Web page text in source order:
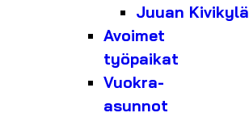
Juuan Kivikylä
Avoimet
työpaikat
Vuokra-
asunnot